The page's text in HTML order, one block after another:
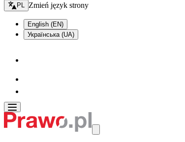
Zmień język - bieżący:
PL Zmień język strony
English (EN)
Українська (UA)